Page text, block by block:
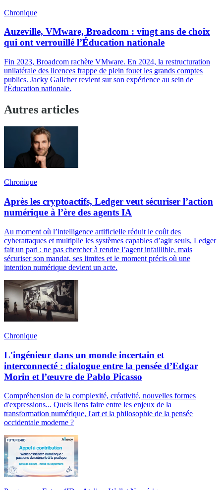
Chronique
Auzeville, VMware, Broadcom : vingt ans de choix
qui ont verrouillé l’Éducation nationale
Fin 2023, Broadcom rachète VMware. En 2024, la restructuration
unilatérale des licences frappe de plein fouet les grands comptes
publics. Jacky Galicher revient sur son expérience au sein de
l'Éducation nationale.
Autres articles
Chronique
Après les cryptoactifs, Ledger veut sécuriser l’action
numérique à l’ère des agents IA
Au moment où l’intelligence artificielle réduit le coût des
cyberattaques et multiplie les systèmes capables d’agir seuls, Ledger
fait un pari : ne pas chercher à rendre l’agent infaillible, mais
sécuriser son mandat, ses limites et le moment précis où une
intention numérique devient un acte.
Chronique
L'ingénieur dans un monde incertain et
interconnecté : dialogue entre la pensée d’Edgar
Morin et l’œuvre de Pablo Picasso
Compréhension de la complexité, créativité, nouvelles formes
d'expressions... Quels liens faire entre les enjeux de la
transformation numérique, l'art et la philosophie de la pensée
occidentale moderne ?